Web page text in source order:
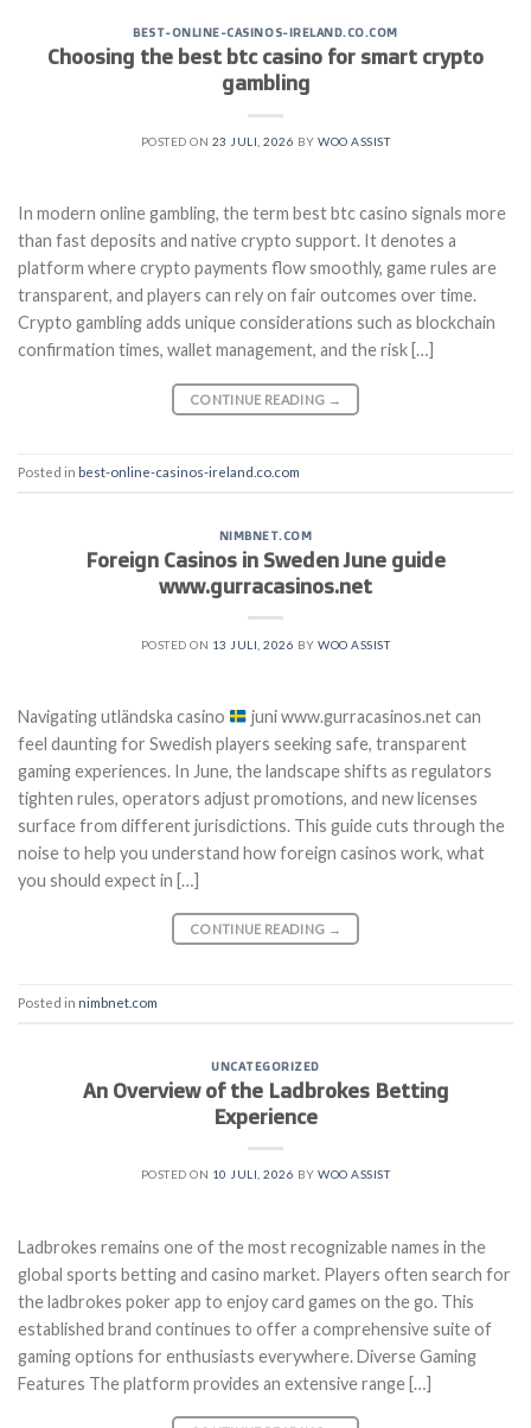
BEST-ONLINE-CASINOS-IRELAND.CO.COM
Choosing the best btc casino for smart crypto
gambling
POSTED ON 23 JULI, 2026 BYWOO ASSIST
In modern online gambling, the term best btc casino signals more
than fast deposits and native crypto support. It denotes a
platform where crypto payments flow smoothly, game rules are
transparent, and players can rely on fair outcomes over time.
Crypto gambling adds unique considerations such as blockchain
confirmation times, wallet management, and the risk […]
CONTINUE READING →
Posted in best-online-casinos-ireland.co.com
NIMBNET.COM
Foreign Casinos in Sweden June guide
www.gurracasinos.net
POSTED ON 13 JULI, 2026 BYWOO ASSIST
Navigating utländska casino
juni www.gurracasinos.net can
feel daunting for Swedish players seeking safe, transparent
gaming experiences. In June, the landscape shifts as regulators
tighten rules, operators adjust promotions, and new licenses
surface from different jurisdictions. This guide cuts through the
noise to help you understand how foreign casinos work, what
you should expect in […]
CONTINUE READING →
Posted in nimbnet.com
UNCATEGORIZED
An Overview of the Ladbrokes Betting
Experience
POSTED ON 10 JULI, 2026 BYWOO ASSIST
Ladbrokes remains one of the most recognizable names in the
global sports betting and casino market. Players often search for
the ladbrokes poker app to enjoy card games on the go. This
established brand continues to offer a comprehensive suite of
gaming options for enthusiasts everywhere. Diverse Gaming
Features The platform provides an extensive range […]